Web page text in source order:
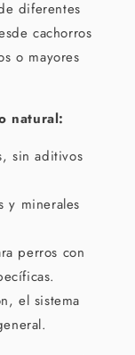
diferentes
cachorros
o mayores
natural:
sin aditivos
y minerales
perros con
el sistema